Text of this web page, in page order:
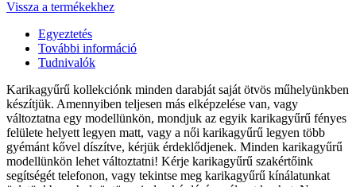
Vissza a termékekhez
Egyeztetés
További információ
Tudnivalók
Karikagyűrű kollekciónk minden darabját saját ötvös műhelyünkben
készítjük. Amennyiben teljesen más elképzelése van, vagy
változtatna egy modellünkön, mondjuk az egyik karikagyűrű fényes
felülete helyett legyen matt, vagy a női karikagyűrű legyen több
gyémánt kővel díszítve, kérjük érdeklődjenek. Minden karikagyűrű
modellünkön lehet változtatni! Kérje karikagyűrű szakértőink
segítségét telefonon, vagy tekintse meg karikagyűrű kínálatunkat